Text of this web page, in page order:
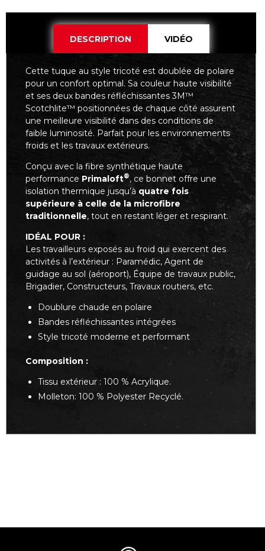
DESCRIPTION VIDÉO
Cette tuque au style tricoté est doublée de polaire
pour un confort optimal. Sa couleur haute visibilité
et ses deux bandes réfléchissantes 3M™
Scotchlite™ positionnées de chaque côté assurent
une meilleure visibilité dans des conditions de
faible luminosité. Parfait pour les environnements
froids et les travaux extérieurs.
Conçu avec la fibre synthétique haute
performance Primaloft®, ce bonnet offre une
isolation thermique jusqu’à quatre fois
supérieure à celle de la microfibre
traditionnelle, tout en restant léger et respirant.
IDÉAL POUR :
Les travailleurs exposés au froid qui exercent des
activités à l’extérieur : Paramédic, Agent de
guidage au sol (aéroport), Équipe de travaux public,
Brigadier, Constructeurs, Travaux routiers, etc.
Doublure chaude en polaire
Bandes réfléchissantes intégrées
Style tricoté moderne et performant
Composition :
Tissu extérieur : 100 % Acrylique.
Molleton: 100 % Polyester Recyclé.